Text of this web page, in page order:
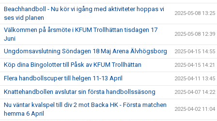
Beachhandboll - Nu kör vi igång med aktiviteter hoppas vi
ses vid planen
2025-05-08 13:25
Välkommen på årsmöte i KFUM Trollhättan tisdagen 17
Juni
2025-05-08 12:39
Ungdomsavslutning Söndagen 18 Maj Arena Älvhögsborg 2025-04-15 14:55
Köp dina Bingolotter till Påsk av KFUM Trollhättan 2025-04-15 14:21
Flera handbollscuper till helgen 11-13 April 2025-04-11 13:45
Knattehandbollen avslutar sin första handbollssäsong 2025-04-07 14:22
Nu väntar kvalspel till div 2 mot Backa HK - Första matchen
hemma 6 April
2025-04-02 11:04